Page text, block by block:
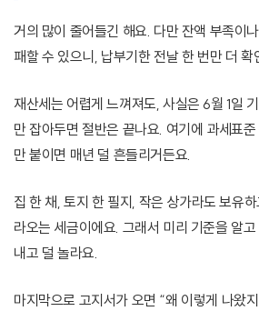
거의 많이 줄어들긴 해요. 다만 잔액 부족이
패할 수 있으니, 납부기한 전날 한 번만 더 확
재산세는 어렵게 느껴져도, 사실은 6월 1일
만 잡아두면 절반은 끝나요. 여기에 과세표
만 붙이면 매년 덜 흔들리거든요.
집 한 채, 토지 한 필지, 작은 상가라도 보유
라오는 세금이에요. 그래서 미리 기준을 알
내고 덜 놀라요.
마지막으로 고지서가 오면 “왜 이렇게 나왔